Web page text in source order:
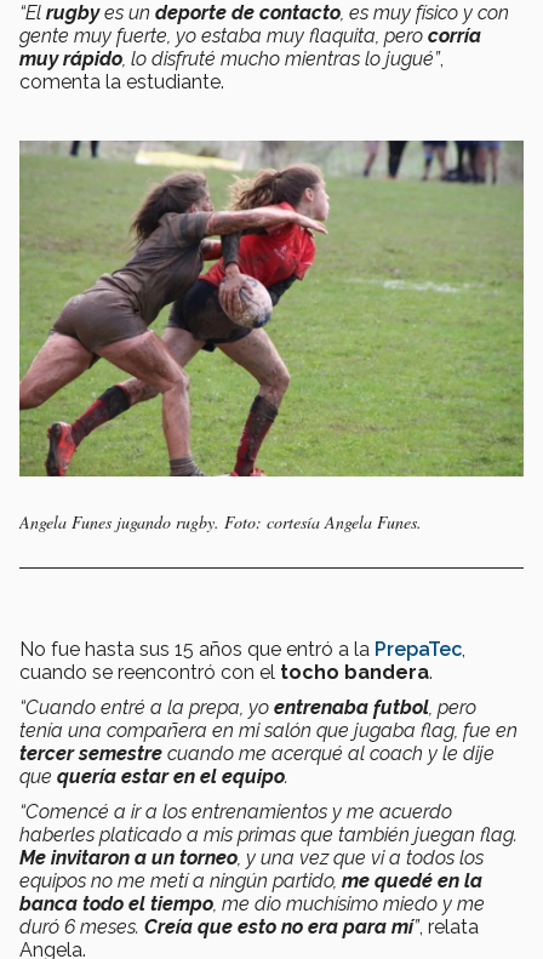
“El rugbyes un deporte de contacto, es muy físico y con
gente muy fuerte, yo estaba muy flaquita, pero corría
muy rápido, lo disfruté mucho mientras lo jugué”,
comenta la estudiante.
Angela Funes jugando rugby. Foto: cortesía Angela Funes.
No fue hasta sus 15 años que entró a la PrepaTec,
cuando se reencontró con el tocho bandera.
“Cuando entré a la prepa, yo entrenaba futbol, pero
tenía una compañera en mi salón que jugaba flag, fue en
tercersemestre cuando me acerqué al coach y le dije
que quería estar en el equipo.
“Comencé a ir a los entrenamientos y me acuerdo
haberles platicado a mis primas que también juegan flag.
Me invitaron a un torneo, y una vez que vi a todos los
equipos no me metí a ningún partido, me quedé en la
banca todo el tiempo, me dio muchísimo miedo y me
duró 6 meses. Creía que esto no era para mí”, relata
Angela.